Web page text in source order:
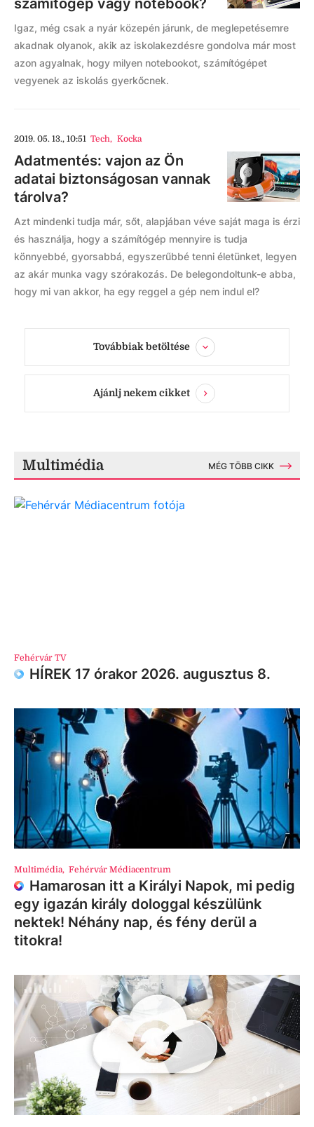
számítógép vagy notebook?
Igaz, még csak a nyár közepén járunk, de meglepetésemre
akadnak olyanok, akik az iskolakezdésre gondolva már most
azon agyalnak, hogy milyen notebookot, számítógépet
vegyenek az iskolás gyerkőcnek.
2019. 05. 13., 10:51 Tech, Kocka
Adatmentés: vajon az Ön
adatai biztonságosan vannak
tárolva?
Azt mindenki tudja már, sőt, alapjában véve saját maga is érzi
és használja, hogy a számítógép mennyire is tudja
könnyebbé, gyorsabbá, egyszerűbbé tenni életünket, legyen
az akár munka vagy szórakozás. De belegondoltunk-e abba,
hogy mi van akkor, ha egy reggel a gép nem indul el?
Továbbiak betöltése
Ajánlj nekem cikket
Multimédia MÉG TÖBB CIKK
Fehérvár TV
HÍREK 17 órakor 2026. augusztus 8.
Multimédia, Fehérvár Médiacentrum
Hamarosan itt a Királyi Napok, mi pedig
egy igazán király dologgal készülünk
nektek! Néhány nap, és fény derül a
titokra!